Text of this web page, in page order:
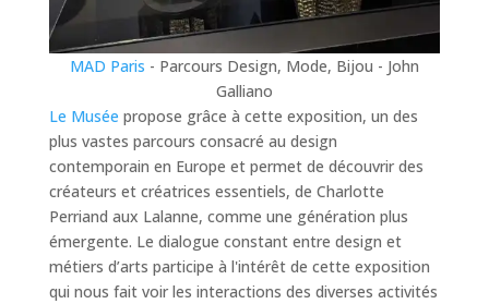
MAD Paris - Parcours Design, Mode, Bijou - John
Galliano
Le Musée propose grâce à cette exposition, un des
plus vastes parcours consacré au design
contemporain en Europe et permet de découvrir des
créateurs et créatrices essentiels, de Charlotte
Perriand aux Lalanne, comme une génération plus
émergente. Le dialogue constant entre design et
métiers d’arts participe à l'intérêt de cette exposition
qui nous fait voir les interactions des diverses activités